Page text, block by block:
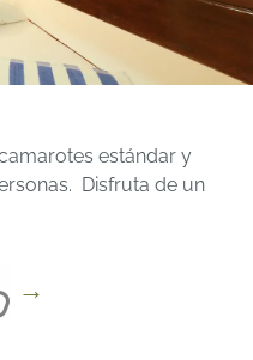
estándar y
Disfruta de un